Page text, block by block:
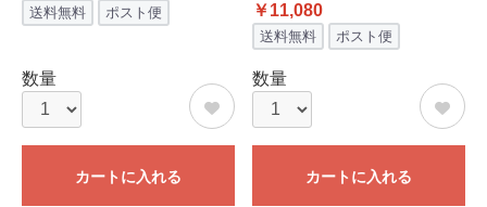
送料無料 ポスト便
数量
カートに入れる
￥11,080
送料無料 ポスト便
数量
カートに入れる